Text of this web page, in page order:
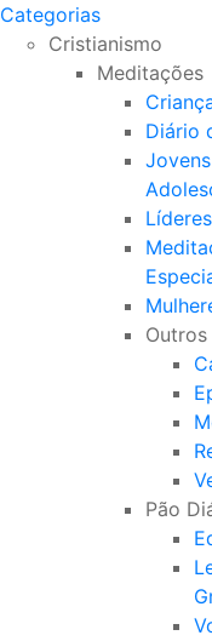
Categorias
Cristianismo
Meditações
Diário
Líderes
Outros
Pão